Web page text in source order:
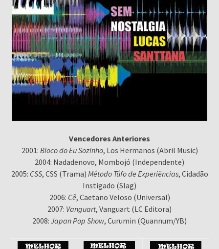
Vencedores Anteriores
2001: Bloco do Eu Sozinho, Los Hermanos (Abril Music)
2004: Nadadenovo, Mombojó (Independente)
2005: CSS, CSS (Trama) Método Túfo de Experiências, Cidadão
Instigado (Slag)
2006: Cê, Caetano Veloso (Universal)
2007: Vanguart, Vanguart (LC Editora)
2008: Japan Pop Show, Curumin (Quannum/YB)